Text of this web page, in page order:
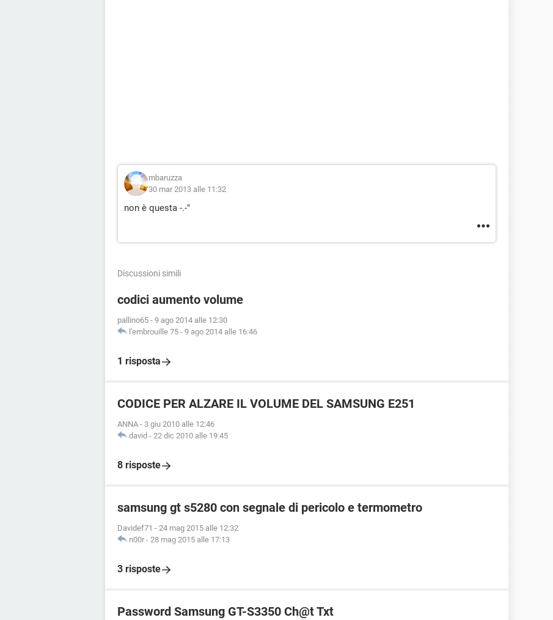
mbaruzza
30 mar 2013 alle 11:32
non è questa -.-"
Discussioni simili
codici aumento volume
pallino65 - 9 ago 2014 alle 12:30
l'embrouille 75 - 9 ago 2014 alle 16:46
1 risposta
CODICE PER ALZARE IL VOLUME DEL SAMSUNG E251
ANNA - 3 giu 2010 alle 12:46
david - 22 dic 2010 alle 19:45
8 risposte
samsung gt s5280 con segnale di pericolo e termometro
Davidef71 - 24 mag 2015 alle 12:32
n00r - 28 mag 2015 alle 17:13
3 risposte
Password Samsung GT-S3350 Ch@t Txt